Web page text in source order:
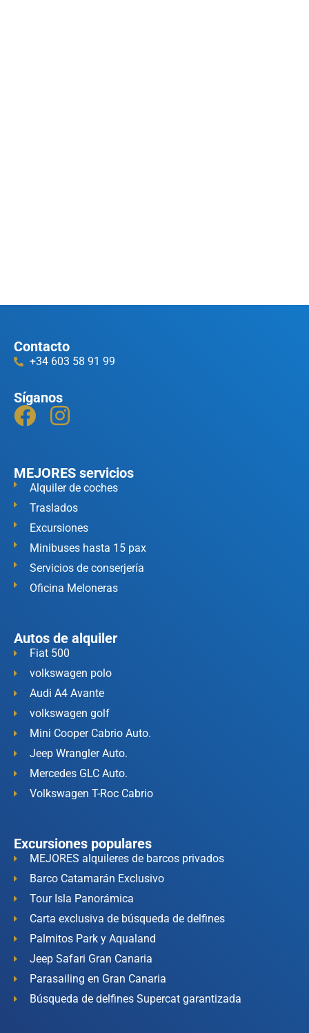
Contacto
+34 603 58 91 99
Síganos
MEJORES servicios
Alquiler de coches
Traslados
Excursiones
Minibuses hasta 15 pax
Servicios de conserjería
Oficina Meloneras
Autos de alquiler
Fiat 500
volkswagen polo
Audi A4 Avante
volkswagen golf
Mini Cooper Cabrio Auto.
Jeep Wrangler Auto.
Mercedes GLC Auto.
Volkswagen T-Roc Cabrio
Excursiones populares
MEJORES alquileres de barcos privados
Barco Catamarán Exclusivo
Tour Isla Panorámica
Carta exclusiva de búsqueda de delfines
Palmitos Park y Aqualand
Jeep Safari Gran Canaria
Parasailing en Gran Canaria
Búsqueda de delfines Supercat garantizada